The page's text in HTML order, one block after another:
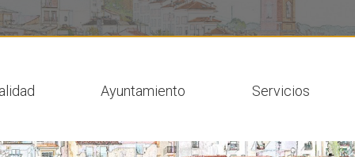
Ayuntamiento Servicios